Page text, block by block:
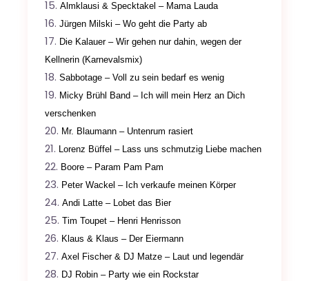
Almklausi & Specktakel – Mama Lauda
Jürgen Milski – Wo geht die Party ab
Die Kalauer – Wir gehen nur dahin, wegen der
Kellnerin (Karnevalsmix)
Sabbotage – Voll zu sein bedarf es wenig
Micky Brühl Band – Ich will mein Herz an Dich
verschenken
Mr. Blaumann – Untenrum rasiert
Lorenz Büffel – Lass uns schmutzig Liebe machen
Boore – Param Pam Pam
Peter Wackel – Ich verkaufe meinen Körper
Andi Latte – Lobet das Bier
Tim Toupet – Henri Henrisson
Klaus & Klaus – Der Eiermann
Axel Fischer & DJ Matze – Laut und legendär
DJ Robin – Party wie ein Rockstar